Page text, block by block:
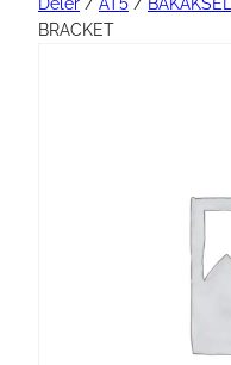
BRACKET